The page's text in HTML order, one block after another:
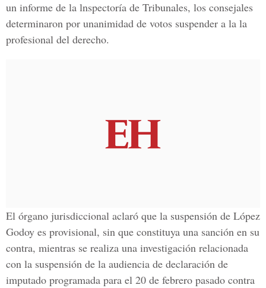
un informe de la lnspectoría de Tribunales, los consejales
determinaron por unanimidad de votos suspender a la la
profesional del derecho.
El órgano jurisdiccional aclaró que la suspensión de López
Godoy es provisional, sin que constituya una sanción en su
contra, mientras se realiza una investigación relacionada
con la suspensión de la audiencia de declaración de
imputado programada para el 20 de febrero pasado contra